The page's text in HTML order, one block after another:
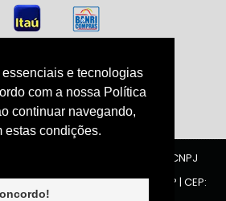
e tecnologias
com a nossa Política
continuar navegando,
estas condições.
e tecnologias
com a nossa Política
continuar navegando,
estas condições.
DE ACESSÓRIOS LTDA | CNPJ
- Centro - 6° andar | Limeira | SP | CEP:
13480-013